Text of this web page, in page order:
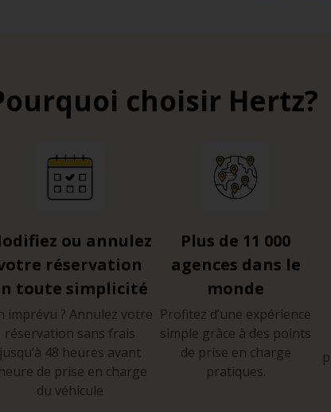
choisir Hertz?
ou annulez
réservation
toute simplicité
imprévu ? Annulez votre
réservation sans frais
jusqu’à 48 heures avant
de prise en charge
du véhicule
Plus de 11 000
agences dans le
monde
Profitez d’une expérience
simple grâce à des points
de prise en charge
pratiques.